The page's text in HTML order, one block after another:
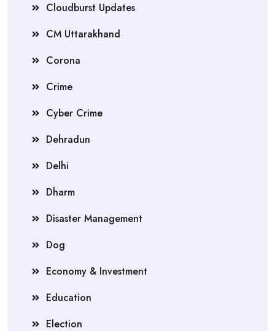
Cloudburst Updates
CM Uttarakhand
Corona
Crime
Cyber Crime
Dehradun
Delhi
Dharm
Disaster Management
Dog
Economy & Investment
Education
Election